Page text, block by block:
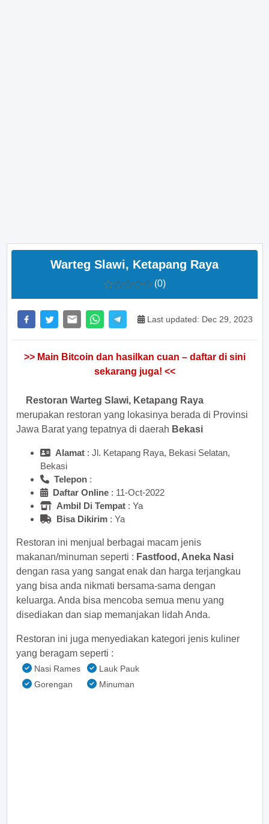
Warteg Slawi, Ketapang Raya
(0)
Last updated: Dec 29, 2023
Restoran Warteg Slawi, Ketapang Raya
merupakan restoran yang lokasinya berada di Provinsi
Jawa Barat yang tepatnya di daerah Bekasi
Alamat : Jl. Ketapang Raya, Bekasi Selatan,
Bekasi
Telepon :
Daftar Online : 11-Oct-2022
Ambil Di Tempat : Ya
Bisa Dikirim : Ya
Restoran ini menjual berbagai macam jenis
makanan/minuman seperti : Fastfood, Aneka Nasi
dengan rasa yang sangat enak dan harga terjangkau
yang bisa anda nikmati bersama-sama dengan
keluarga. Anda bisa mencoba semua menu yang
disediakan dan siap memanjakan lidah Anda.
Restoran ini juga menyediakan kategori jenis kuliner
yang beragam seperti :
Nasi Rames
Lauk Pauk
Gorengan
Minuman